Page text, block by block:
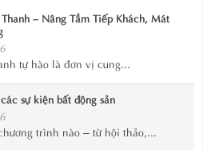
Thanh – Nâng Tầm Tiếp Khách, Mát
tự hào là đơn vị cung...
sự kiện bất động sản
trình nào – từ hội thảo,...